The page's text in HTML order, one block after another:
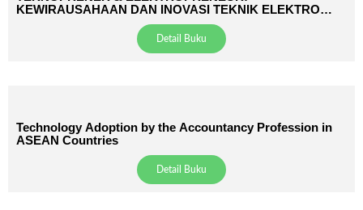
KEWIRAUSAHAAN DAN INOVASI TEKNIK ELEKTRO
Detail Buku
Technology Adoption by the Accountancy Profession in
ASEAN Countries
Detail Buku